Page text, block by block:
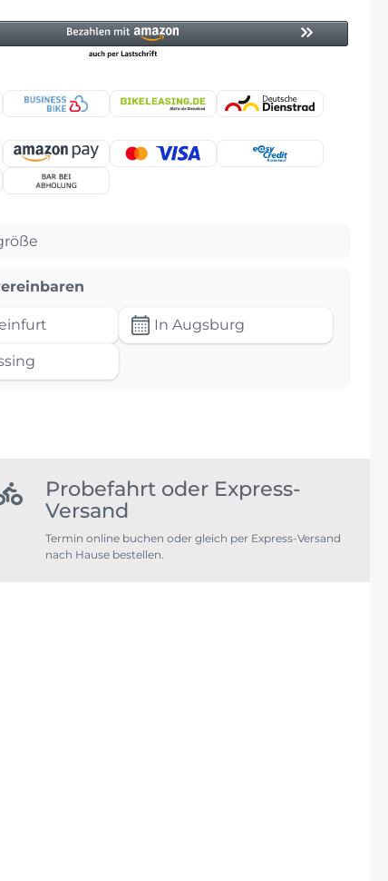
In Augsburg
Probefahrt oder Express-
Versand
Termin online buchen oder gleich per Express-Versand
nach Hause bestellen.